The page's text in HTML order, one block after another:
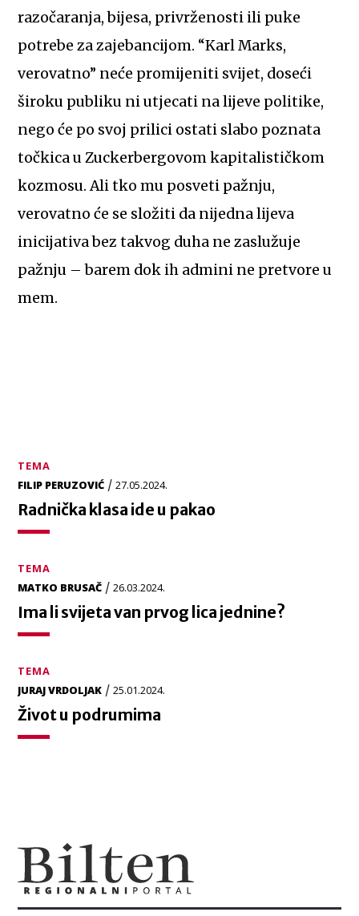
razočaranja, bijesa, privrženosti ili puke
potrebe za zajebancijom. “Karl Marks,
verovatno” neće promijeniti svijet, doseći
široku publiku ni utjecati na lijeve politike,
nego će po svoj prilici ostati slabo poznata
točkica u Zuckerbergovom kapitalističkom
kozmosu. Ali tko mu posveti pažnju,
verovatno će se složiti da nijedna lijeva
inicijativa bez takvog duha ne zaslužuje
pažnju – barem dok ih admini ne pretvore u
mem.
TEMA
FILIP PERUZOVIĆ /27.05.2024.
Radnička klasa ide u pakao
TEMA
MATKO BRUSAČ /26.03.2024.
Ima li svijeta van prvog lica jednine?
TEMA
JURAJ VRDOLJAK /25.01.2024.
Život u podrumima